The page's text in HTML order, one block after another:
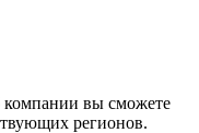
компании вы сможете
регионов.